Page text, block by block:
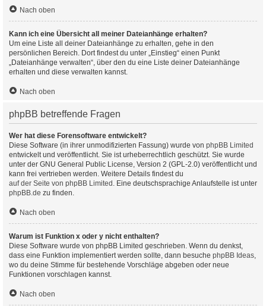
Nach oben
Kann ich eine Übersicht all meiner Dateianhänge erhalten?
Um eine Liste all deiner Dateianhänge zu erhalten, gehe in den
persönlichen Bereich. Dort findest du unter „Einstieg“ einen Punkt
„Dateianhänge verwalten“, über den du eine Liste deiner Dateianhänge
erhalten und diese verwalten kannst.
Nach oben
phpBB betreffende Fragen
Wer hat diese Forensoftware entwickelt?
Diese Software (in ihrer unmodifizierten Fassung) wurde von phpBB Limited
entwickelt und veröffentlicht. Sie ist urheberrechtlich geschützt. Sie wurde
unter der GNU General Public License, Version 2 (GPL-2.0) veröffentlicht und
kann frei vertrieben werden. Weitere Details findest du
auf der Seite von phpBB Limited . Eine deutschsprachige Anlaufstelle ist unter
phpBB.de zu finden.
Nach oben
Warum ist Funktion x oder y nicht enthalten?
Diese Software wurde von phpBB Limited geschrieben. Wenn du denkst,
dass eine Funktion implementiert werden sollte, dann besuche phpBB Ideas,
wo du deine Stimme für bestehende Vorschläge abgeben oder neue
Funktionen vorschlagen kannst.
Nach oben